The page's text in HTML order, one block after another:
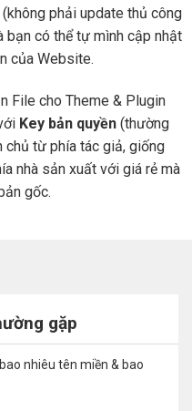
phải update thủ công
bạn có thể tự mình cập nhật
của Website.
File cho Theme & Plugin
Key bản quyền (thường
chủ từ phía tác giả, giống
nhà sản xuất với giá rẻ mà
gốc.
gặp
nhiêu tên miền & bao